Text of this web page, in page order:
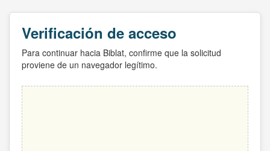
Verificación de acceso
Para continuar hacia Biblat, confirme que la solicitud
proviene de un navegador legítimo.